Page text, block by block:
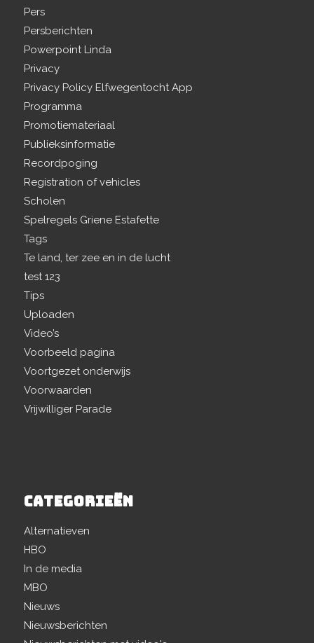
Pers
Persberichten
Powerpoint Linda
Privacy
Privacy Policy Elfwegentocht App
Programma
Promotiemateriaal
Publieksinformatie
Recordpoging
Registration of vehicles
Scholen
Spelregels Griene Estafette
Tags
Te land, ter zee en in de lucht
test 123
Tips
Uploaden
Video’s
Voorbeeld pagina
Voortgezet onderwijs
Voorwaarden
Vrijwilliger Parade
CATEGORIEËN
Alternatieven
HBO
In de media
MBO
Nieuws
Nieuwsberichten